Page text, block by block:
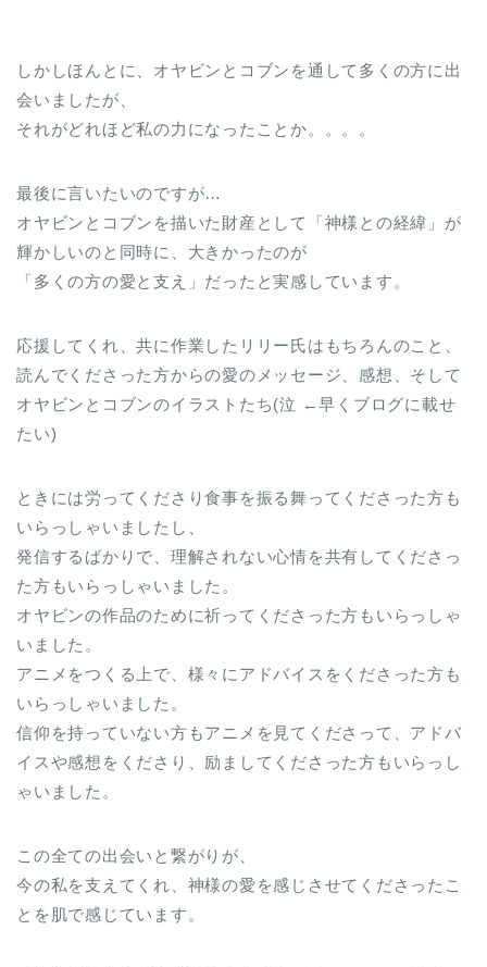
しかしほんとに、オヤビンとコブンを通して多くの方に出
会いましたが、
それがどれほど私の力になったことか。。。。
最後に言いたいのですが…
オヤビンとコブンを描いた財産として「神様との経緯」が
輝かしいのと同時に、大きかったのが
「多くの方の愛と支え」だったと実感しています。
応援してくれ、共に作業したリリー氏はもちろんのこと、
読んでくださった方からの愛のメッセージ、感想、そして
オヤビンとコブンのイラストたち(泣 ←早くブログに載せ
たい)
ときには労ってくださり食事を振る舞ってくださった方も
いらっしゃいましたし、
発信するばかりで、理解されない心情を共有してくださっ
た方もいらっしゃいました。
オヤビンの作品のために祈ってくださった方もいらっしゃ
いました。
アニメをつくる上で、様々にアドバイスをくださった方も
いらっしゃいました。
信仰を持っていない方もアニメを見てくださって、アドバ
イスや感想をくださり、励ましてくださった方もいらっし
ゃいました。
この全ての出会いと繋がりが、
今の私を支えてくれ、神様の愛を感じさせてくださったこ
とを肌で感じています。